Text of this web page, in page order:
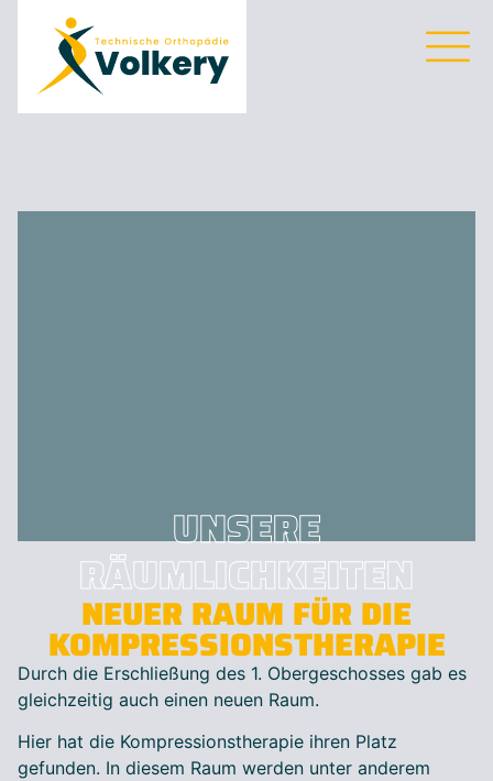
UNSERE
RÄUMLICHKEITEN
NEUER RAUM FÜR DIE
KOMPRESSIONSTHERAPIE
Durch die Erschließung des 1. Obergeschosses gab es
gleichzeitig auch einen neuen Raum.
Hier hat die Kompressionstherapie ihren Platz
gefunden. In diesem Raum werden unter anderem